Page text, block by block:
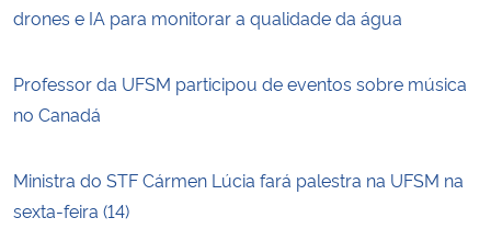
drones e IA para monitorar a qualidade da água
Professor da UFSM participou de eventos sobre música
no Canadá
Ministra do STF Cármen Lúcia fará palestra na UFSM na
sexta-feira (14)